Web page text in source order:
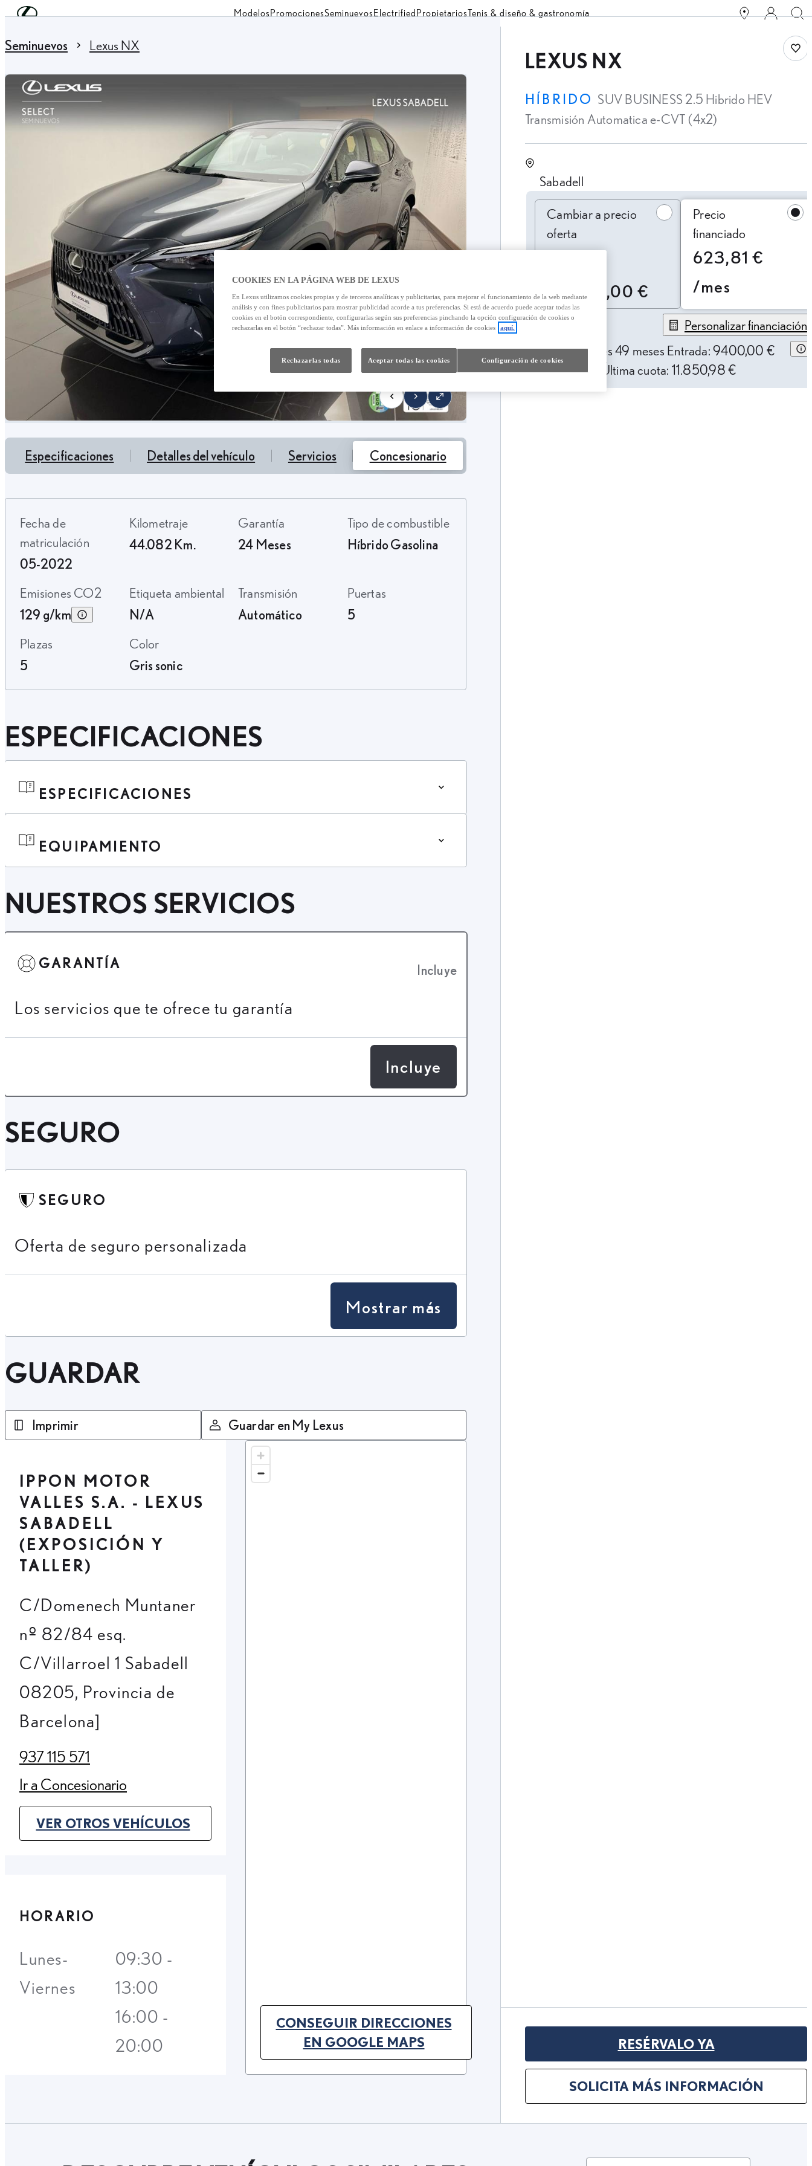
Skip to Main Content ModelosPromocionesSeminuevosElectrifiedPropietariosTenis & diseño & gastronomía
LEXUS NX
HÍBRIDO SUV BUSINESS 2.5 Hibrido HEV
Transmisión Automatica e-CVT (4x2)
Sabadell
Cambiar a precio oferta
Cambiar a precio
oferta
40.900,00 €
Precio
financiado
623,81 €
/mes
Personalizar financiación
623,81 € /mes49 meses Entrada: 9400,00 €
TAE: 10,10%
Última cuota: 11.850,98 €
RESÉRVALO YA
SOLICITA MÁS INFORMACIÓN
Seminuevos Lexus NX
Especificaciones Detalles del vehículo Servicios Concesionario
Fecha de
matriculación
05-2022
Kilometraje
44.082 Km.
Garantía
24 Meses
Tipo de combustible
Híbrido Gasolina
Emisiones CO2
129 g/km
Etiqueta ambiental
N/A
Transmisión
Automático
Puertas
5
Plazas
5
Color
Gris sonic
ESPECIFICACIONES
ESPECIFICACIONES
EQUIPAMIENTO
NUESTROS SERVICIOS
GARANTÍA Incluye
Los servicios que te ofrece tu garantía
Incluye
SEGURO
SEGURO
Oferta de seguro personalizada
Mostrar más
GUARDAR
Imprimir Guardar en My Lexus
IPPON MOTOR
VALLES S.A. - LEXUS
SABADELL
(EXPOSICIÓN Y
TALLER)
C/Domenech Muntaner
nº 82/84 esq.
C/Villarroel 1 Sabadell
08205, Provincia de
Barcelona]
937 115 571
(Opens in new tab)
Ir a Concesionario
(Opens in new tab)
VER OTROS VEHÍCULOS
(OPENS IN NEW TAB)
CONSEGUIR DIRECCIONES
EN GOOGLE MAPS(OPENS IN NEW TAB)
HORARIO
Lunes-
Viernes
09:30 -
13:00
16:00 -
20:00
COOKIES EN LA PÁGINA WEB DE LEXUS
En Lexus utilizamos cookies propias y de terceros analíticas y publicitarias, para mejorar el funcionamiento de la web mediante
análisis y con fines publicitarios para mostrar publicidad acorde a tus preferencias. Si está de acuerdo puede aceptar todas las
cookies en el botón correspondiente, configurarlas según sus preferencias pinchando la opción configuración de cookies o
rechazarlas en el botón “rechazar todas”. Más información en enlace a información de cookies
aquí.
Configuración de cookies
Rechazarlas todas Aceptar todas las cookies